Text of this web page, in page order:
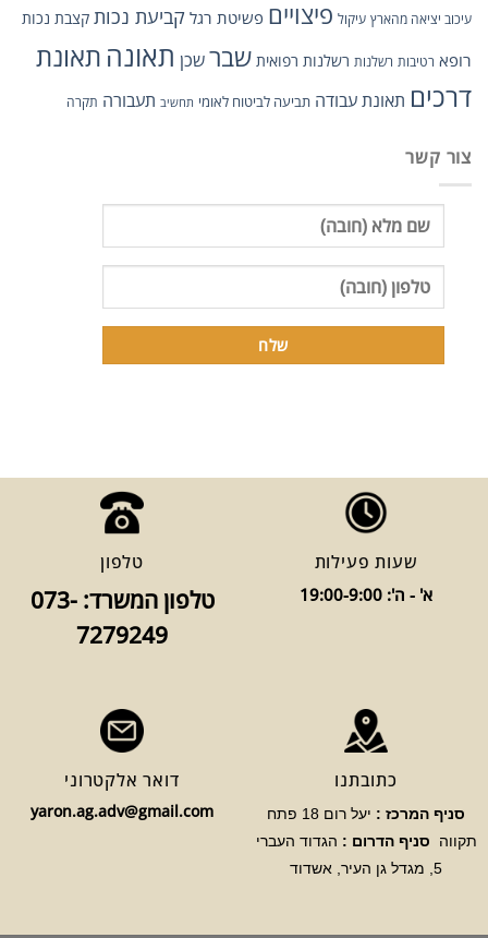
עיכוב יציאה מהארץ עיקול פיצויים פשיטת רגל קביעת נכות קצבת נכות
רופא רטיבות רשלנות רשלנות רפואית שברשכן תאונה תאונת
דרכים תאונת עבודה תביעה לביטוח לאומי תחשיב תעבורה תקרה
צור קשר
שעות פעילות
א' - ה': 19:00-9:00
טלפון
טלפון המשרד: 073-
7279249
כתובתנו
סניף המרכז :
יעל רום 18 פתח
תקווה
סניף הדרום : הגדוד העברי
5, מגדל גן העיר, אשדוד
דואר אלקטרוני
yaron.ag.adv@gmail.com